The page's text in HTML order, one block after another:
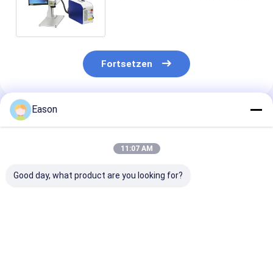
Fortsetzen
Empfohlene Produkte
Eason
11:07 AM
Good day, what product are you looking for?